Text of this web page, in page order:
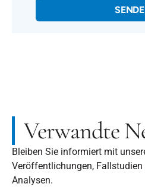
Verwandte
Bleiben Sie informiert mit
Veröffentlichungen,
Analysen.